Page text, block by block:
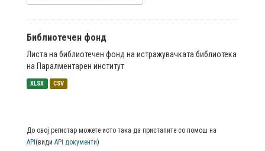
Библиотечен фонд
Листа на библиотечен фонд на истражувачката библиотека
на Паралментарен институт
XLSX CSV
До овој регистар можете исто така да пристапите со помош на
API (види API документи)